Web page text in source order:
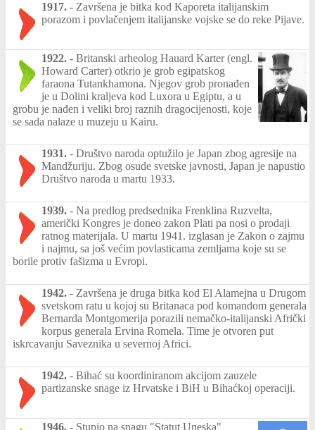
1917. - Završena je bitka kod Kaporeta italijanskim
porazom i povlačenjem italijanske vojske se do reke Pijave.
1922. - Britanski arheolog Hauard Karter (engl.
Howard Carter) otkrio je grob egipatskog
faraona Tutankhamona. Njegov grob pronađen
je u Dolini kraljeva kod Luxora u Egiptu, a u
grobu je nađen i veliki broj raznih dragocijenosti, koje
se sada nalaze u muzeju u Kairu.
1931. - Društvo naroda optužilo je Japan zbog agresije na
Mandžuriju. Zbog osude svetske javnosti, Japan je napustio
Društvo naroda u martu 1933.
1939. - Na predlog predsednika Frenklina Ruzvelta,
američki Kongres je doneo zakon Plati pa nosi o prodaji
ratnog materijala. U martu 1941. izglasan je Zakon o zajmu
i najmu, sa još većim povlasticama zemljama koje su se
borile protiv fašizma u Evropi.
1942. - Završena je druga bitka kod El Alamejna u Drugom
svetskom ratu u kojoj su Britanaca pod komandom generala
Bernarda Montgomerija porazili nemačko-italijanski Afrički
korpus generala Ervina Romela. Time je otvoren put
iskrcavanju Saveznika u severnoj Africi.
1942. - Bihać su koordiniranom akcijom zauzele
partizanske snage iz Hrvatske i BiH u Bihaćkoj operaciji.
1946. - Stupio na snagu "Statut Uneska"